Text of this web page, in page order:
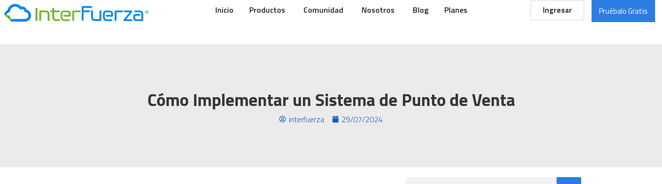
Inicio Productos Comunidad Nosotros Blog Planes Ingresar Pruébalo Gratis
Cómo Implementar un Sistema de Punto de Venta
interfuerza 29/07/2024